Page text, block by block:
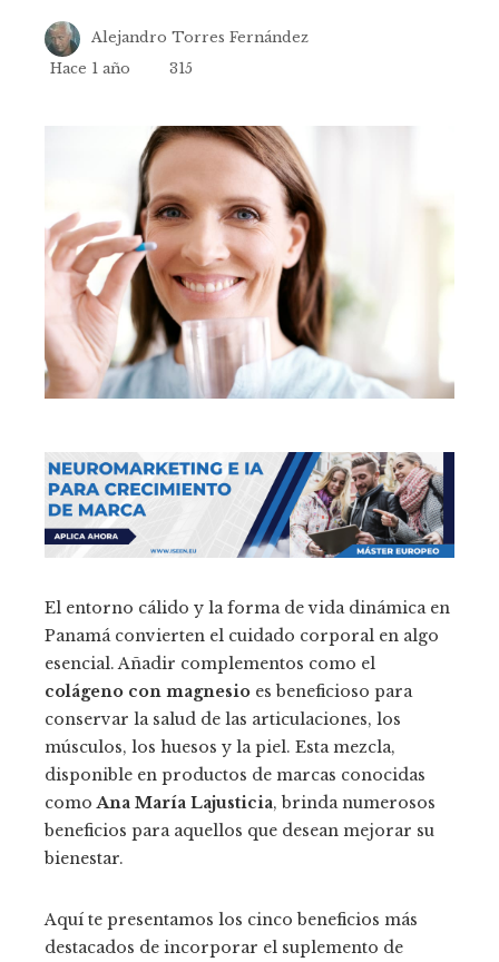
Alejandro Torres Fernández
Hace 1 año
315
El entorno cálido y la forma de vida dinámica en
Panamá convierten el cuidado corporal en algo
esencial. Añadir complementos como el
colágeno con magnesio es beneficioso para
conservar la salud de las articulaciones, los
músculos, los huesos y la piel. Esta mezcla,
disponible en productos de marcas conocidas
comoAna María Lajusticia, brinda numerosos
beneficios para aquellos que desean mejorar su
bienestar.
Aquí te presentamos los cinco beneficios más
destacados de incorporar el suplemento de